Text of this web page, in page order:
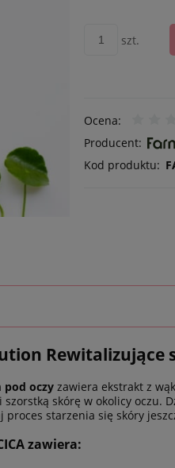
szt.
Ocena:
Producent:
Kod produktu:
Rewitalizujące
pod oczy zawiera ekstrakt z
skórę w okolicy oczu.
proces starzenia się skóry
zawiera: